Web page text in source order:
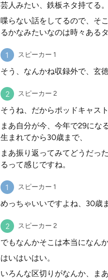
芸人みたい、鉄板ネタ持てる。
喋らない話をしてるので、そ
るかなみたいなのは時々ある
スピーカー 1
そう、なんかね収録外で、玄
スピーカー 2
そうね、だからポッドキャス
まあ自分が今、今年で29にな
生まれてから30歳まで、
まあ振り返ってみてどうだっ
るって感じですね。
スピーカー 1
めっちゃいいですよね、30歳
スピーカー 2
でもなんかそこは本当になん
はいはいはい。
いろんな区切りがなんか、ま